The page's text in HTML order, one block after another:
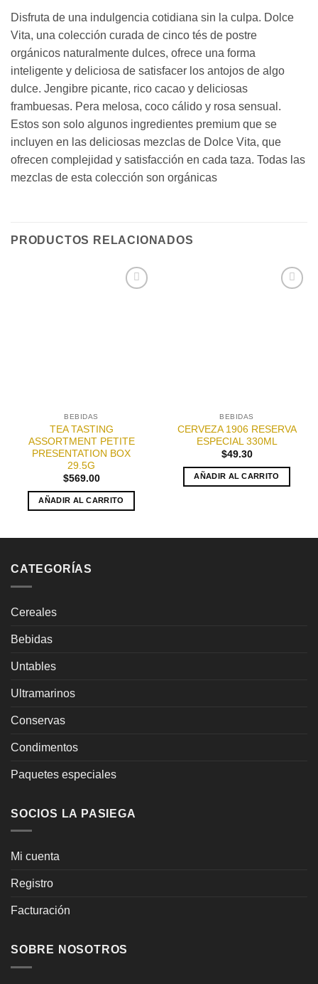
Disfruta de una indulgencia cotidiana sin la culpa. Dolce
Vita, una colección curada de cinco tés de postre
orgánicos naturalmente dulces, ofrece una forma
inteligente y deliciosa de satisfacer los antojos de algo
dulce. Jengibre picante, rico cacao y deliciosas
frambuesas. Pera melosa, coco cálido y rosa sensual.
Estos son solo algunos ingredientes premium que se
incluyen en las deliciosas mezclas de Dolce Vita, que
ofrecen complejidad y satisfacción en cada taza. Todas las
mezclas de esta colección son orgánicas
PRODUCTOS RELACIONADOS
BEBIDAS
TEA TASTING
ASSORTMENT PETITE
PRESENTATION BOX
29.5G
$569.00
AÑADIR AL CARRITO
BEBIDAS
CERVEZA 1906 RESERVA
ESPECIAL 330ML
$49.30
AÑADIR AL CARRITO
CATEGORÍAS
Cereales
Bebidas
Untables
Ultramarinos
Conservas
Condimentos
Paquetes especiales
SOCIOS LA PASIEGA
Mi cuenta
Registro
Facturación
SOBRE NOSOTROS